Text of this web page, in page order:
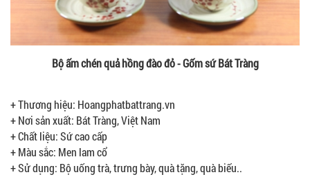
Bộ ấm chén quả hồng đào đỏ - Gốm sứ Bát Tràng
+ Thương hiệu: Hoangphatbattrang.vn
+ Nơi sản xuất: Bát Tràng, Việt Nam
+ Chất liệu: Sứ cao cấp
+ Màu sắc: Men lam cổ
+ Sử dụng: Bộ uống trà, trưng bày, quà tặng, quà biếu..